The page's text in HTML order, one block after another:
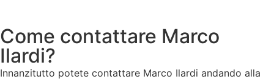
Come contattare Marco
Ilardi?
Innanzitutto potete contattare Marco Ilardi andando alla